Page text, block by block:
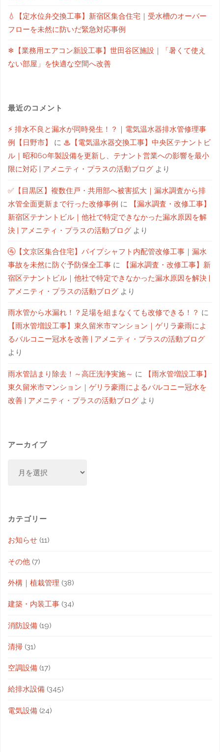
💧【定水位弁交換工事】新宿区集合住宅｜受水槽のオーバー
フローを未然に防いだ緊急対応事例
❄【業務用エアコン新設工事】世田谷区施設｜「暑くて使え
ない部屋」を快適な空間へ改善
最近のコメント
⚡ 排水不良と漏水が同時発生！？｜電気温水器排水管修理事
例【日野市】
に ♨【電気温水器交換工事】中央区テナントビ
ル｜昭和60年製設備を更新し、テナント営業への影響を最小
限に対応 | アメニティ・プラスの活動ブログ より
✅【目黒区】複数住戸・共用部へ被害拡大｜漏水調査から排
水管全面更新まで行った改修事例 に
【漏水調査・改修工事】
新宿区テナントビル｜他社で特定できなかった漏水原因を解
決 | アメニティ・プラスの活動ブログ より
🚰【文京区集合住宅】パイプシャフト内配管改修工事｜漏水
事故を未然に防ぐ予防保全工事 に
【漏水調査・改修工事】新
宿区テナントビル｜他社で特定できなかった漏水原因を解決 |
アメニティ・プラスの活動ブログ より
雨水管から水漏れ！？足場を組まなくても改修できる！？ に
【雨水管増設工事】東久留米市マンション｜ゲリラ豪雨によ
るバルコニー冠水を改善 | アメニティ・プラスの活動ブログ
より
雨水管詰まり除去！～高圧洗浄実施～ に
【雨水管増設工事】
東久留米市マンション｜ゲリラ豪雨によるバルコニー冠水を
改善 | アメニティ・プラスの活動ブログ より
アーカイブ
カテゴリー
お知らせ (11)
その他 (7)
外構｜植栽管理 (38)
建築・内装工事 (34)
消防設備 (19)
清掃 (31)
空調設備 (17)
給排水設備 (345)
電気設備 (24)